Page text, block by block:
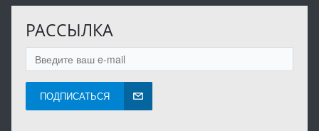
РАССЫЛКА
ПОДПИСАТЬСЯ